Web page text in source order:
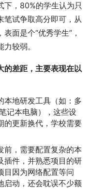
下，80%的学生认为只
笔试争取高分即可，从
面是个“优秀学生”，
较弱。
的差距，主要表现在以
本地研发工具（如：多
记本电脑），这些设
的更新换代，学校需要
前，需要配置复杂的本
插件，并熟悉项目的研
目因为网络配置等问
启动，还会耽误不少额